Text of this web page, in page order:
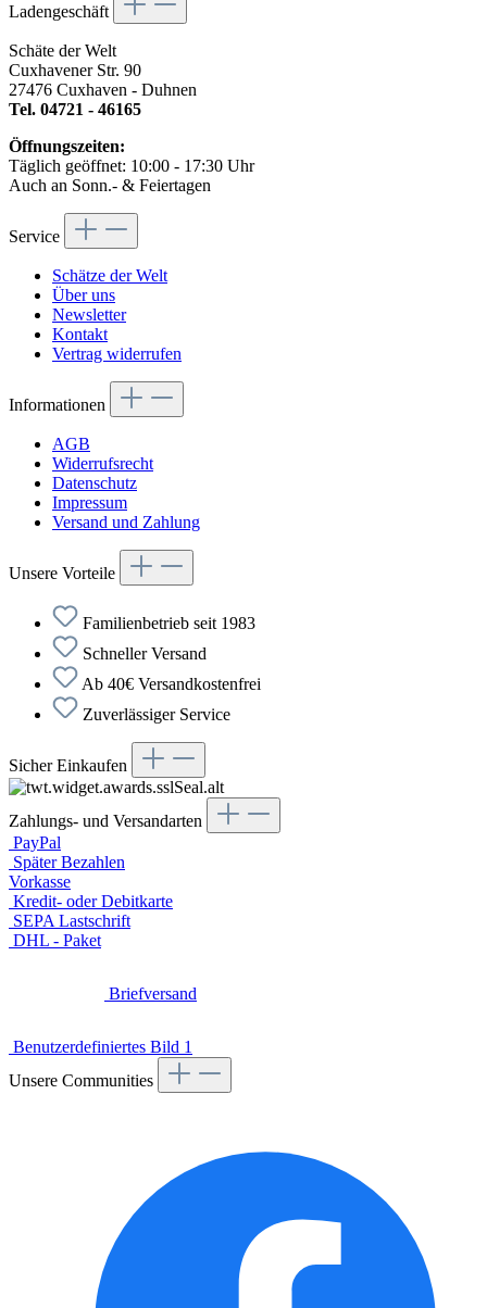
Ladengeschäft
Schäte der Welt
Cuxhavener Str. 90
27476 Cuxhaven - Duhnen
Tel. 04721 - 46165
Öffnungszeiten:
Täglich geöffnet: 10:00 - 17:30 Uhr
Auch an Sonn.- & Feiertagen
Service
Schätze der Welt
Über uns
Newsletter
Kontakt
Vertrag widerrufen
Informationen
AGB
Widerrufsrecht
Datenschutz
Impressum
Versand und Zahlung
Unsere Vorteile
Familienbetrieb seit 1983
Schneller Versand
Ab 40€ Versandkostenfrei
Zuverlässiger Service
Sicher Einkaufen
Zahlungs- und Versandarten
PayPal
Später Bezahlen
Vorkasse
Kredit- oder Debitkarte
SEPA Lastschrift
DHL - Paket
Unsere Communities